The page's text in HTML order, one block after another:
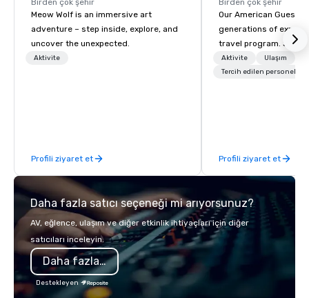
Birden çok şehir
Meow Wolf is an immersive art
adventure – step inside, explore, and
uncover the unexpected.
Aktivite
Profili ziyaret et
Birden çok şehir
Our American Guest
generations of
travel program. Since
mission has been to
imagination of your
management, we
if we were the client.
bring your vision to
passion, an
American hospitality,
Aktivite
Ulaşım
Tercih edilen personel
Profili ziyaret et
Daha fazla satıcı seçeneği mi arıyorsunuz?
AV, eğlence, ulaşım ve diğer etkinlik ihtiyaçları için diğer
satıcıları inceleyin.
Daha fazla bilgi
Destekleyen